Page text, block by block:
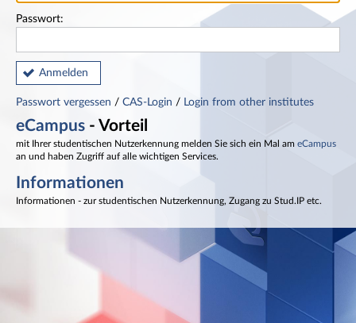
Passwort:
Anmelden
Passwort vergessen / CAS-Login / Login from other institutes
eCampus - Vorteil
mit Ihrer studentischen Nutzerkennung melden Sie sich ein Mal am eCampus
an und haben Zugriff auf alle wichtigen Services.
Informationen
Informationen - zur studentischen Nutzerkennung, Zugang zu Stud.IP etc.